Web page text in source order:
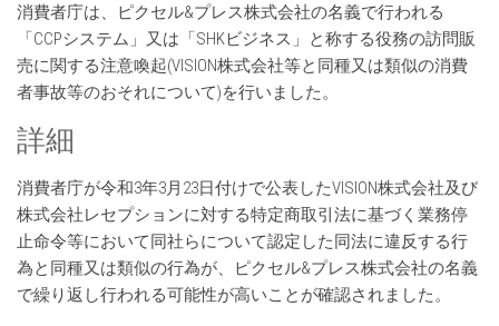
消費者庁は、ピクセル&プレス株式会社の名義で行われる
「CCPシステム」又は「SHKビジネス」と称する役務の訪問販
売に関する注意喚起(VISION株式会社等と同種又は類似の消費
者事故等のおそれについて)を行いました。
詳細
消費者庁が令和3年3月23日付けで公表したVISION株式会社及び
株式会社レセプションに対する特定商取引法に基づく業務停
止命令等において同社らについて認定した同法に違反する行
為と同種又は類似の行為が、ピクセル&プレス株式会社の名義
で繰り返し行われる可能性が高いことが確認されました。